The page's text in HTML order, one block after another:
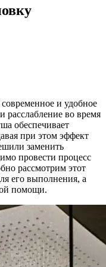
и удобное
расслабление во время
обеспечивает
при этом эффект
заменить
провести процесс
рассмотрим этот
его выполнения, а
помощи.